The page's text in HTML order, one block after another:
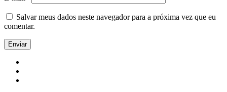
Salvar meus dados neste navegador para a próxima vez que eu
comentar.